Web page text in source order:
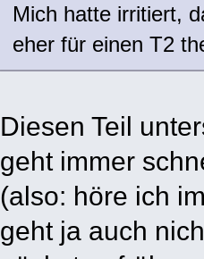
Mich hatte irritiert,
eher für einen T2
Diesen Teil
geht immer
(also: höre ich
geht ja auch